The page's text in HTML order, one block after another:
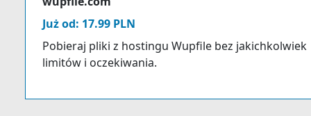
Już od: 17.99 PLN
Pobieraj pliki z hostingu Wupfile bez jakichkolwiek
limitów i oczekiwania.